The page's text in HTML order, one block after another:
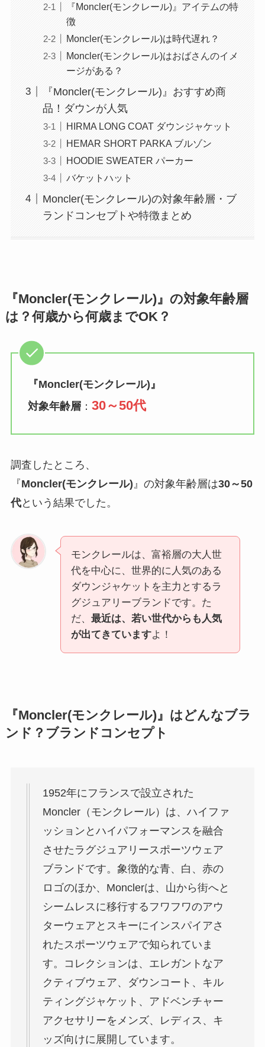
『Moncler(モンクレール)』アイテムの特
徴
Moncler(モンクレール)は時代遅れ？
Moncler(モンクレール)はおばさんのイメ
ージがある？
『Moncler(モンクレール)』おすすめ商
品！ダウンが人気
HIRMA LONG COAT ダウンジャケット
HEMAR SHORT PARKA ブルゾン
HOODIE SWEATER パーカー
バケットハット
Moncler(モンクレール)の対象年齢層・ブ
ランドコンセプトや特徴まとめ
『Moncler(モンクレール)』の対象年齢層
は？何歳から何歳までOK？
『Moncler(モンクレール) 』
対象年齢層： 30～50代
調査したところ、
『Moncler(モンクレール)』の対象年齢層は30～50
代という結果でした。
モンクレールは、富裕層の大人世
代を中心に、世界的に人気のある
ダウンジャケットを主力とするラ
グジュアリーブランドです。た
だ、 最近は、若い世代からも人気
が出てきていますよ！
『Moncler(モンクレール)』はどんなブラ
ンド？ブランドコンセプト
1952年にフランスで設立された
Moncler（モンクレール）は、ハイファ
ッションとハイパフォーマンスを融合
させたラグジュアリースポーツウェア
ブランドです。象徴的な青、白、赤の
ロゴのほか、Monclerは、山から街へと
シームレスに移行するフワフワのアウ
ターウェアとスキーにインスパイアさ
れたスポーツウェアで知られていま
す。コレクションは、エレガントなア
クティブウェア、ダウンコート、キル
ティングジャケット、アドベンチャー
アクセサリーをメンズ、レディス、キ
ッズ向けに展開しています。